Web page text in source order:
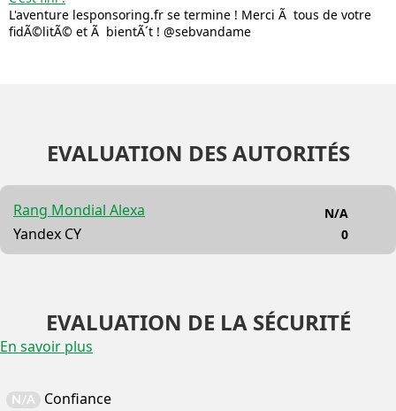
L'aventure lesponsoring.fr se termine ! Merci Ã tous de votre
fidÃ©litÃ© et Ã bientÃ´t ! @sebvandame
EVALUATION DES AUTORITÉS
Rang Mondial Alexa
Yandex CY
N/A
0
EVALUATION DE LA SÉCURITÉ
En savoir plus
N/A Confiance